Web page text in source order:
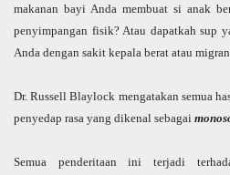
makanan bayi Anda membuat si anak
penyimpangan fisik? Atau dapatkah sup
Anda dengan sakit kepala berat atau
Dr. Russell Blaylock mengatakan semua
penyedap rasa yang dikenal sebagai
Semua penderitaan ini terjadi